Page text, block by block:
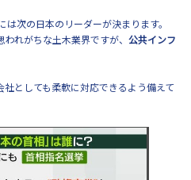
次の日本のリーダーが決まります。
れがちな土木業界ですが、 公共インフ
としても柔軟に対応できるよう備えて